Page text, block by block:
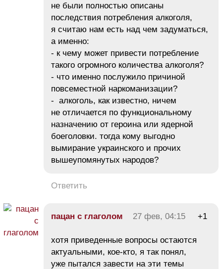
не были полностью описаны
последствия потребления алкоголя,
я считаю нам есть над чем задуматься,
а именно:
- к чему может привести потребление
такого огромного количества алкоголя?
- что именно послужило причиной
повсеместной наркоманизации?
- алкоголь, как известно, ничем
не отличается по функциональному
назначению от героина или ядерной
боеголовки. тогда кому выгодно
вымирание украинского и прочих
вышеупомянутых народов?
Ответить
пацан с глаголом 27 фев, 04:15 +1
хотя приведенные вопросы остаются
актуальными, кое-кто, я так понял,
уже пытался завести на эти темы